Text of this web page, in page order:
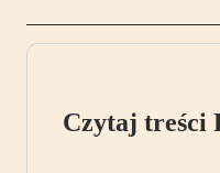
Czytaj treści